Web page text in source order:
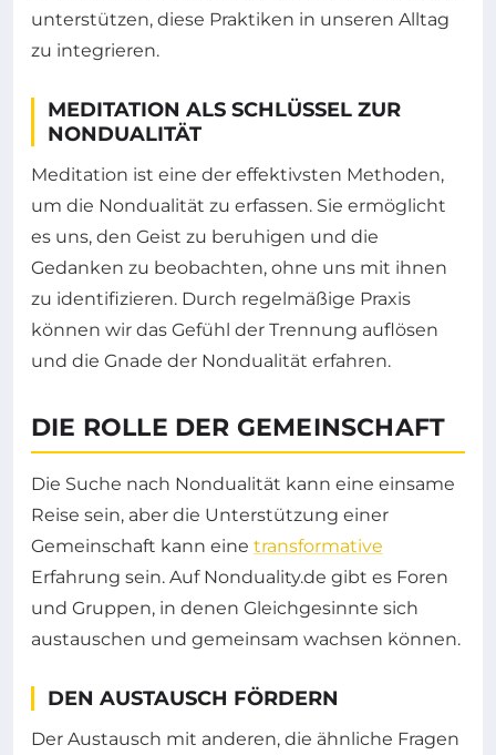
unterstützen, diese Praktiken in unseren Alltag
zu integrieren.
MEDITATION ALS SCHLÜSSEL ZUR
NONDUALITÄT
Meditation ist eine der effektivsten Methoden,
um die Nondualität zu erfassen. Sie ermöglicht
es uns, den Geist zu beruhigen und die
Gedanken zu beobachten, ohne uns mit ihnen
zu identifizieren. Durch regelmäßige Praxis
können wir das Gefühl der Trennung auflösen
und die Gnade der Nondualität erfahren.
DIE ROLLE DER GEMEINSCHAFT
Die Suche nach Nondualität kann eine einsame
Reise sein, aber die Unterstützung einer
Gemeinschaft kann eine transformative
Erfahrung sein. Auf Nonduality.de gibt es Foren
und Gruppen, in denen Gleichgesinnte sich
austauschen und gemeinsam wachsen können.
DEN AUSTAUSCH FÖRDERN
Der Austausch mit anderen, die ähnliche Fragen